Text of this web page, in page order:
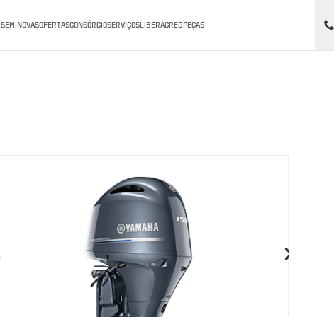
SEMINOVASOFERTASCONSÓRCIOSERVIÇOSLIBERACREDPEÇAS